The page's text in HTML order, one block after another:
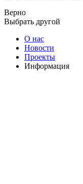
Верно
Выбрать другой
О нас
Новости
Проекты
Информация